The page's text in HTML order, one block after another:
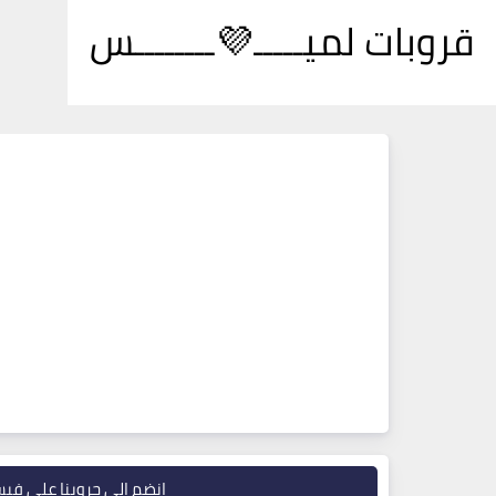
قروبات لميـــــ💜ــــــــس
انضم إلى جروبنا على